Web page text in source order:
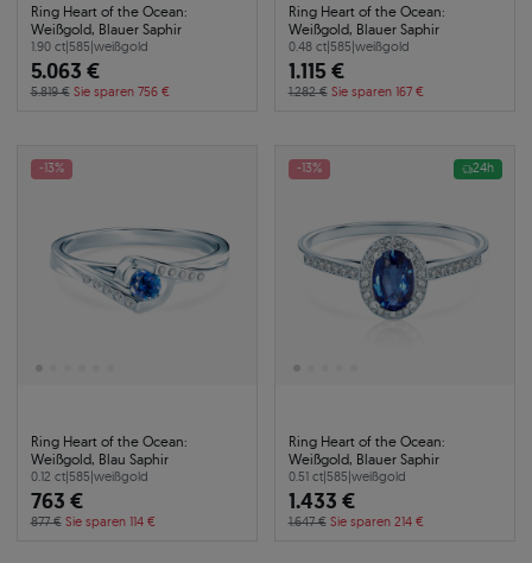
Ring Heart of the Ocean:
Weißgold, Blauer Saphir
1.90 ct|585|weißgold
5.063 €
5.819 € Sie sparen 756 €
Ring Heart of the Ocean:
Weißgold, Blauer Saphir
0.48 ct|585|weißgold
1.115 €
1.282 € Sie sparen 167 €
-13%
Ring Heart of the Ocean:
Weißgold, Blau Saphir
0.12 ct|585|weißgold
763 €
877 € Sie sparen 114 €
-13% 24h
Ring Heart of the Ocean:
Weißgold, Blauer Saphir
0.51 ct|585|weißgold
1.433 €
1.647 € Sie sparen 214 €